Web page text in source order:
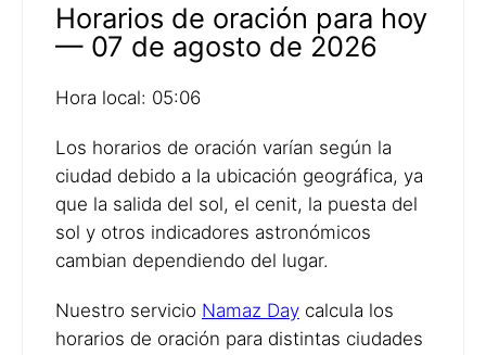
Horarios de oración para hoy
— 07 de agosto de 2026
Hora local: 05:06
Los horarios de oración varían según la
ciudad debido a la ubicación geográfica, ya
que la salida del sol, el cenit, la puesta del
sol y otros indicadores astronómicos
cambian dependiendo del lugar.
Nuestro servicio Namaz Day calcula los
horarios de oración para distintas ciudades